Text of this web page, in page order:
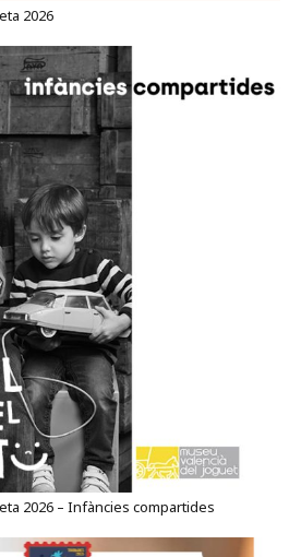
2026
2026 – Infàncies compartides